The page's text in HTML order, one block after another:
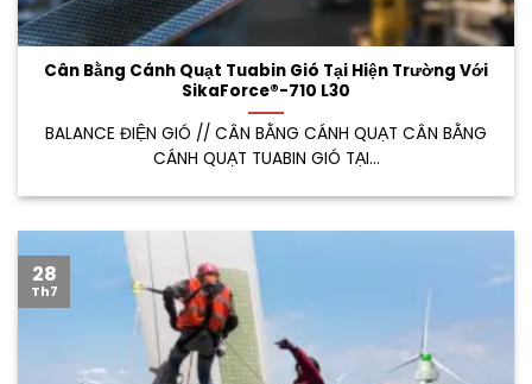
Cân Bằng Cánh Quạt Tuabin Gió Tại Hiện Trường Với
SikaForce®-710 L30
BALANCE ĐIỆN GIÓ // CÂN BẰNG CÁNH QUẠT CÂN BẰNG
CÁNH QUẠT TUABIN GIÓ TẠI...
28
Th7